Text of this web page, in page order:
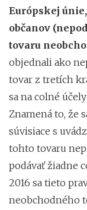
Európskej
občanov
tovaru
objednali ako
tovar z tretích
sa na colné
Znamená to, že
súvisiace s
tohto tovaru
podávať žiadne
2016 sa tieto
neobchodného